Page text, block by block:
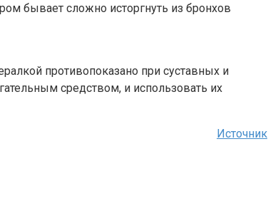
бывает сложно исторгнуть из бронхов
противопоказано при суставных и
средством, и использовать их
Источник